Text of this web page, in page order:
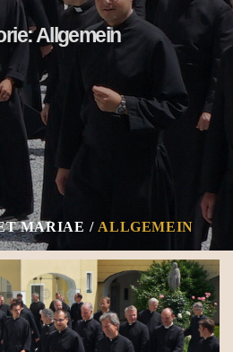
Allgemein
MARIAE ALLGEMEIN